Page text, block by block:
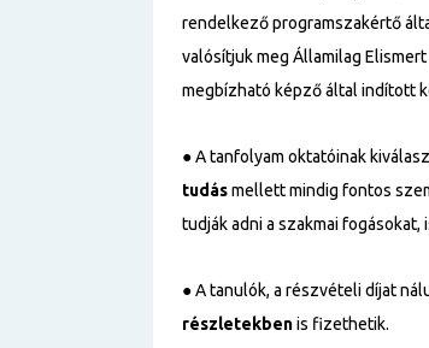
rendelkező programszakértő
valósítjuk meg Államilag
megbízható képző által indított
● A tanfolyam oktatóinak
tudásmellett mindig fontos
tudják adni a szakmai fogásokat,
● A tanulók, a részvételi díjat
részletekbenis fizethetik.